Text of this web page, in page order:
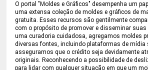
O portal "Moldes e Gráficos" desempenha um
uma extensa coleção de moldes e gráficos de
gratuita. Esses recursos são gentilmente
com o propósito de promover e disseminar
uma curadoria cuidadosa, agregamos moldes
diversas fontes, incluindo plataformas de mídia
asseguramos que o crédito seja devidamente
originais. Reconhecendo a possibilidade de
para lidar com qualquer situação em que um